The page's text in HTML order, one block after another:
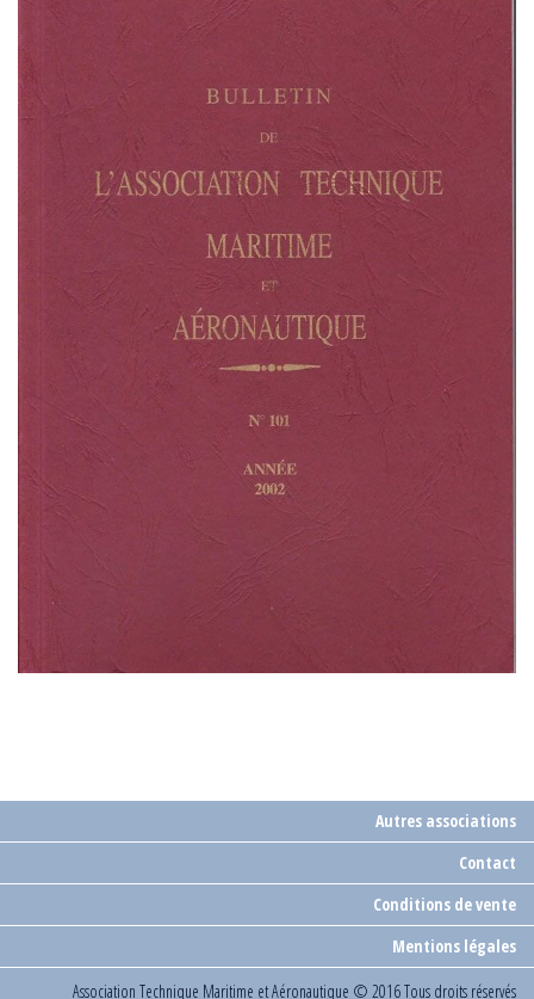
Autres associations
Contact
Conditions de vente
Mentions légales
Association Technique Maritime et Aéronautique © 2016 Tous droits réservés